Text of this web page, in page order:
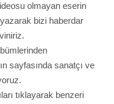
olmayan eserin
bizi haberdar
sayfasında sanatçı ve
tıklayarak benzeri